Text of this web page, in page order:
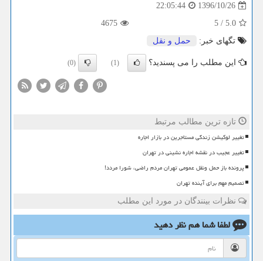
1396/10/26
22:05:44
5.0
/
5
4675
تگهای خبر:
حمل و نقل
این مطلب را می پسندید؟ (1)
(0)
تازه ترین مطالب مرتبط
تغییر لوکیشن زندگی مستاجرین در بازار اجاره
تغییر عجیب در نقشه اجاره نشینی در تهران
پرونده باز حمل ونقل عمومی تهران مردم راضی، شورا مردد!
تصمیم مهم برای آینده تهران
نظرات بینندگان در مورد این مطلب
لطفا شما همنظر دهید